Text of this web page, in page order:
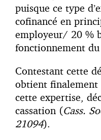
puisque ce type
cofinancé en
employeur/ 20 %
fonctionnement du
Contestant cette
obtient finalement
cette expertise,
cassation (Cass.
21094).